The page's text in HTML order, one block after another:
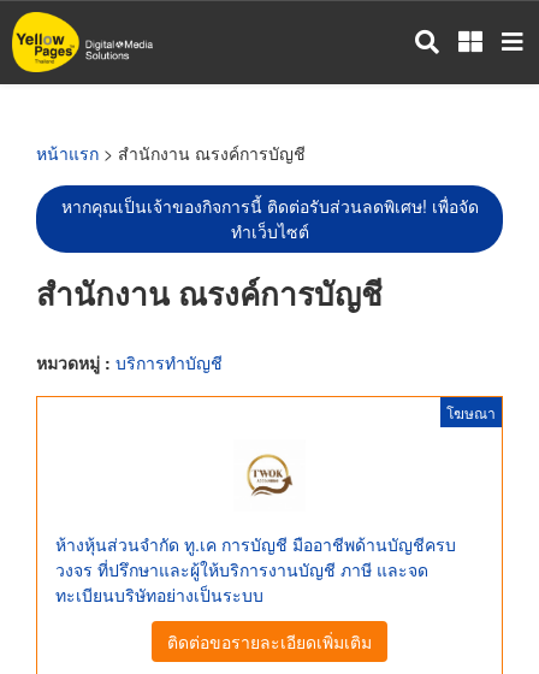
ข้าม
ไป
หน้าแรก > สำนักงาน ณรงค์การบัญชี
หากคุณเป็นเจ้าของกิจการนี้ ติดต่อรับส่วนลดพิเศษ! เพื่อจัด
ทำเว็บไซต์
สำนักงาน ณรงค์การบัญชี
หมวดหมู่ : บริการทำบัญชี
โฆษณา
ห้างหุ้นส่วนจำกัด ทู.เค การบัญชี มืออาชีพด้านบัญชีครบ
วงจร ที่ปรึกษาและผู้ให้บริการงานบัญชี ภาษี และจด
ทะเบียนบริษัทอย่างเป็นระบบ
ติดต่อขอรายละเอียดเพิ่มเติม